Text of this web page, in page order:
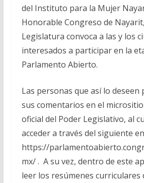
del Instituto para la Mujer
Honorable Congreso de
Legislatura convoca a las y los
interesados a participar en la
Parlamento Abierto.
Las personas que así lo
sus comentarios en el
oficial del Poder Legislativo, al
acceder a través del siguiente
https://
mx/ . A su vez, dentro de este
leer los resúmenes curriculares